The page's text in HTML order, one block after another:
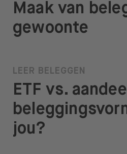
Maak van
gewoonte
LEER BELEGGEN
ETF vs.
jou?